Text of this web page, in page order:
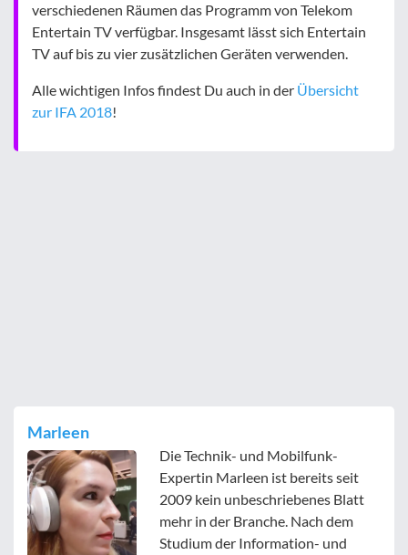
verschiedenen Räumen das Programm von Telekom
Entertain TV verfügbar. Insgesamt lässt sich Entertain
TV auf bis zu vier zusätzlichen Geräten verwenden.
Alle wichtigen Infos findest Du auch in der Übersicht
zur IFA 2018!
Marleen
Die Technik- und Mobilfunk-
Expertin Marleen ist bereits seit
2009 kein unbeschriebenes Blatt
mehr in der Branche. Nach dem
Studium der Information- und